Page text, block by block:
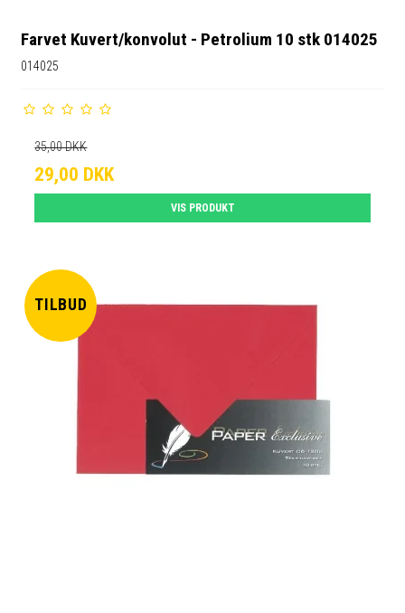
Farvet Kuvert/konvolut - Petrolium 10 stk 014025
014025
35,00 DKK
29,00 DKK
VIS PRODUKT
TILBUD